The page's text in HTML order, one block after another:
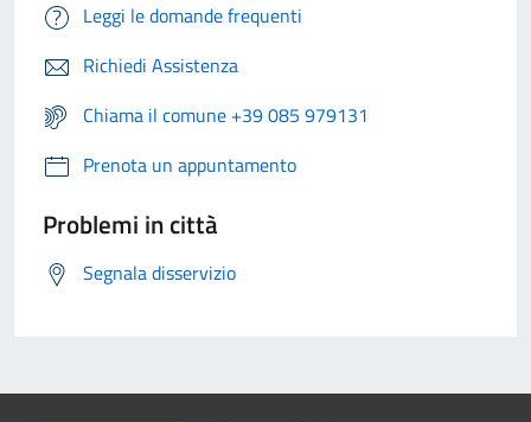
Leggi le domande frequenti
Richiedi Assistenza
Chiama il comune +39 085 979131
Prenota un appuntamento
Problemi in città
Segnala disservizio